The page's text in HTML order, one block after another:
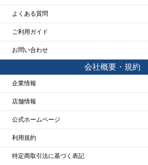
よくある質問
ご利用ガイド
お問い合わせ
会社概要・規約
企業情報
店舗情報
公式ホームページ
利用規約
特定商取引法に基づく表記